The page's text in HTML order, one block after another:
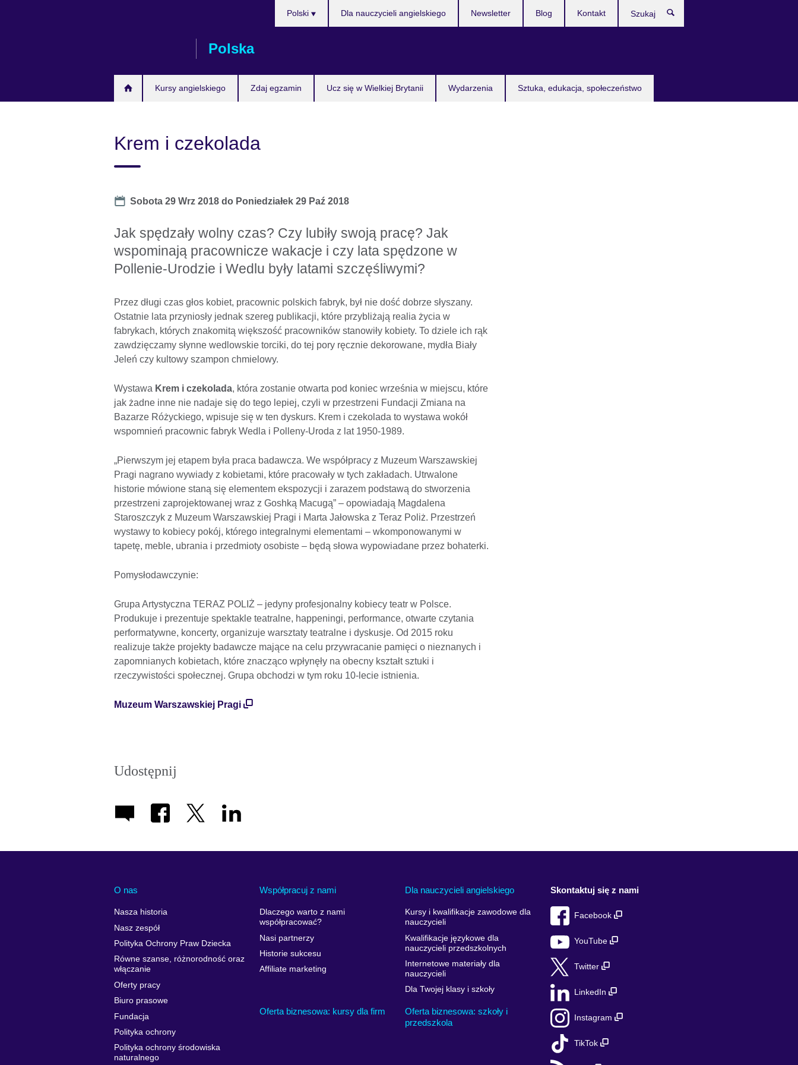
Polska
Kursy angielskiego Zdaj egzamin Ucz się w Wielkiej Brytanii Wydarzenia Sztuka, edukacja, społeczeństwo
Polski Dla nauczycieli angielskiego Newsletter Blog Kontakt
Krem i czekolada
Date
Sobota 29 Wrz 2018 do Poniedziałek 29 Paź 2018
Jak spędzały wolny czas? Czy lubiły swoją pracę? Jak
wspominają pracownicze wakacje i czy lata spędzone w
Pollenie-Urodzie i Wedlu były latami szczęśliwymi?
Przez długi czas głos kobiet, pracownic polskich fabryk, był nie dość dobrze słyszany.
Ostatnie lata przyniosły jednak szereg publikacji, które przybliżają realia życia w
fabrykach, których znakomitą większość pracowników stanowiły kobiety. To dziele ich rąk
zawdzięczamy słynne wedlowskie torciki, do tej pory ręcznie dekorowane, mydła Biały
Jeleń czy kultowy szampon chmielowy.
Wystawa Krem i czekolada, która zostanie otwarta pod koniec września w miejscu, które
jak żadne inne nie nadaje się do tego lepiej, czyli w przestrzeni Fundacji Zmiana na
Bazarze Różyckiego, wpisuje się w ten dyskurs. Krem i czekolada to wystawa wokół
wspomnień pracownic fabryk Wedla i Polleny-Uroda z lat 1950-1989.
„Pierwszym jej etapem była praca badawcza. We współpracy z Muzeum Warszawskiej
Pragi nagrano wywiady z kobietami, które pracowały w tych zakładach. Utrwalone
historie mówione staną się elementem ekspozycji i zarazem podstawą do stworzenia
przestrzeni zaprojektowanej wraz z Goshką Macugą” – opowiadają Magdalena
Staroszczyk z Muzeum Warszawskiej Pragi i Marta Jałowska z Teraz Poliż. Przestrzeń
wystawy to kobiecy pokój, którego integralnymi elementami – wkomponowanymi w
tapetę, meble, ubrania i przedmioty osobiste – będą słowa wypowiadane przez bohaterki.
Pomysłodawczynie:
Grupa Artystyczna TERAZ POLIŻ – jedyny profesjonalny kobiecy teatr w Polsce.
Produkuje i prezentuje spektakle teatralne, happeningi, performance, otwarte czytania
performatywne, koncerty, organizuje warsztaty teatralne i dyskusje. Od 2015 roku
realizuje także projekty badawcze mające na celu przywracanie pamięci o nieznanych i
zapomnianych kobietach, które znacząco wpłynęły na obecny kształt sztuki i
rzeczywistości społecznej. Grupa obchodzi w tym roku 10-lecie istnienia.
Muzeum Warszawskiej Pragi
Udostępnij
O nas
Nasza historia
Nasz zespół
Polityka Ochrony Praw Dziecka
Równe szanse, różnorodność oraz
włączanie
Oferty pracy
Biuro prasowe
Fundacja
Polityka ochrony
Polityka ochrony środowiska
naturalnego
Współpracuj z nami
Dlaczego warto z nami
współpracować?
Nasi partnerzy
Historie sukcesu
Affiliate marketing
Dla nauczycieli angielskiego
Kursy i kwalifikacje zawodowe dla
nauczycieli
Kwalifikacje językowe dla
nauczycieli przedszkolnych
Internetowe materiały dla
nauczycieli
Dla Twojej klasy i szkoły
Oferta biznesowa: kursy dla firm
Oferta biznesowa: szkoły i
przedszkola
Skontaktuj się z nami
Facebook
YouTube
Twitter
LinkedIn
Instagram
TikTok